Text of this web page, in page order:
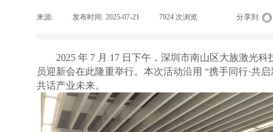
来源: 发布时间: 2025-07-21 7924 次浏览 分享到:
2025 年 7 月 17 日下午，深圳市南山区大族激光
员迎新会在此隆重举行。本次活动沿用 “携手同行·共
共话产业未来。